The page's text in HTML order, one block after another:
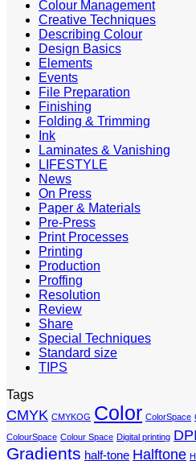
Colour Management
Creative Techniques
Describing Colour
Design Basics
Elements
Events
File Preparation
Finishing
Folding & Trimming
Ink
Laminates & Vanishing
LIFESTYLE
News
On Press
Paper & Materials
Pre-Press
Print Processes
Printing
Production
Proffing
Resolution
Review
Share
Special Techniques
Standard size
TIPS
Tags
CMYK CMYKOG Color ColorSpace
ColourSpace Colour Space Digital printing DPI
Gradients half-tone Halftone